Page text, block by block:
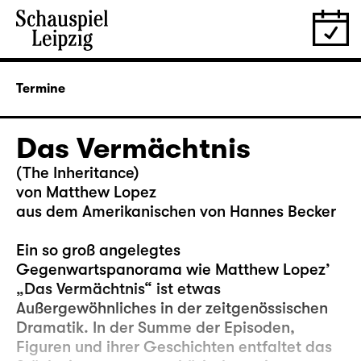
Termine
Das Vermächtnis
(The Inheritance)
von Matthew Lopez
aus dem Amerikanischen von Hannes Becker
Ein so groß angelegtes
Gegenwartspanorama wie Matthew Lopez’
„Das Vermächtnis“ ist etwas
Außergewöhnliches in der zeitgenössischen
Dramatik. In der Summe der Episoden,
Figuren und ihrer Geschichten entfaltet das